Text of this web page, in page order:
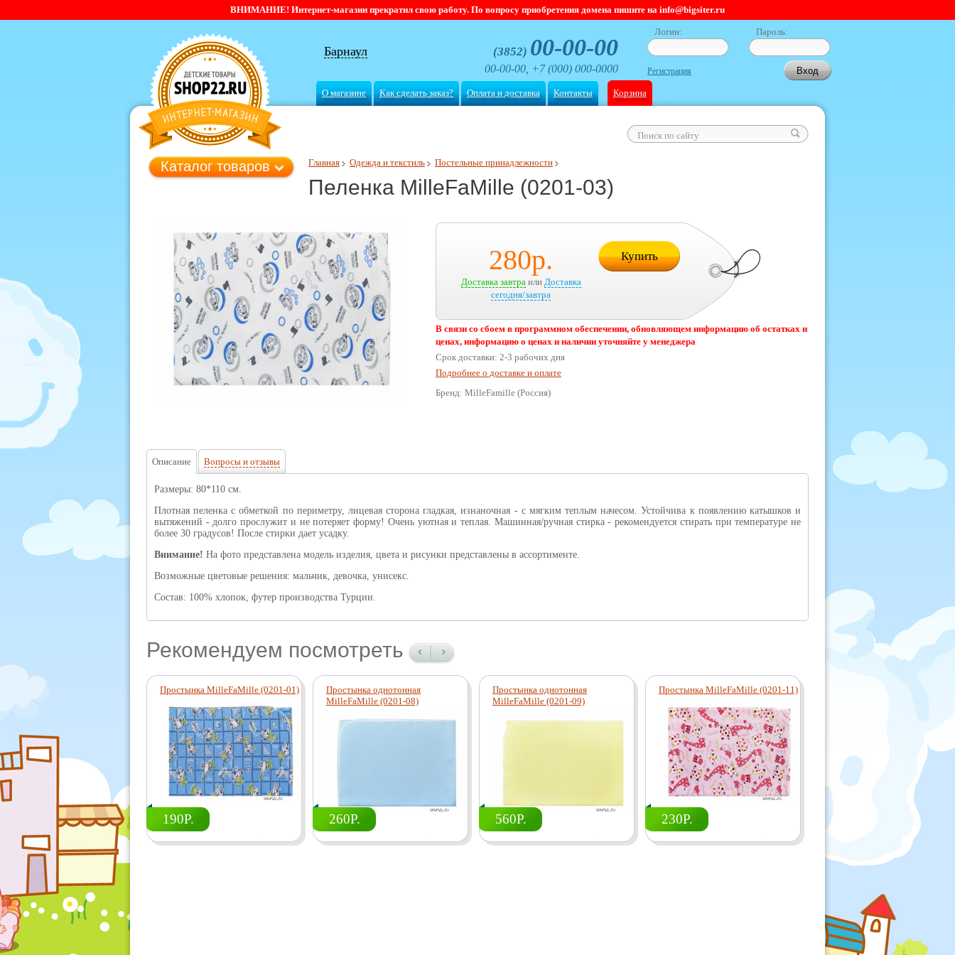
ВНИМАНИЕ! Интернет-магазин прекратил свою работу. По вопросу приобретения домена пишите на info@bigsiter.ru
Барнаул (3852) 00-00-00
00-00-00, +7 (000) 000-0000
Логин: Пароль:
Регистрация
О магазине Как сделать заказ? Оплата и доставка Контакты Корзина
Главная Одежда и текстиль Постельные принадлежности
Пеленка MilleFaMille (0201-03)
Каталог товаров
280р.
Доставка завтраили Доставка
сегодня/завтра
Купить
В связи со сбоем в программном обеспечении, обновляющем информацию об остатках и
ценах, информацию о ценах и наличии уточняйте у менеджера
Срок доставки: 2-3 рабочих дня
Подробнее о доставке и оплате
Бренд: MilleFamille (Россия)
Описание Вопросы и отзывы
Размеры: 80*110 см.
Плотная пеленка с обметкой по периметру, лицевая сторона гладкая, изнаночная - с мягким теплым начесом. Устойчива к появлению катышков и
вытяжений - долго прослужит и не потеряет форму! Очень уютная и теплая. Машинная/ручная стирка - рекомендуется стирать при температуре не
более 30 градусов! После стирки дает усадку.
Внимание! На фото представлена модель изделия, цвета и рисунки представлены в ассортименте.
Возможные цветовые решения: мальчик, девочка, унисекс.
Состав: 100% хлопок, футер производства Турции.
Рекомендуем посмотреть
Простынка MilleFaMille (0201-01)
190Р.
Простынка однотонная
MilleFaMille (0201-08)
260Р.
Простынка однотонная
MilleFaMille (0201-09)
560Р.
Простынка MilleFaMille (0201-11)
230Р.